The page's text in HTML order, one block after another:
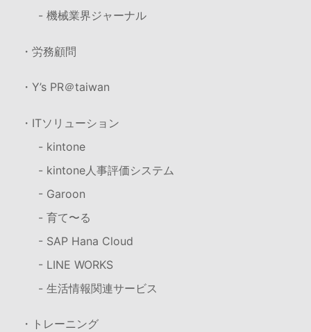
- 機械業界ジャーナル
・労務顧問
・Y’s PR＠taiwan
・ITソリューション
- kintone
- kintone人事評価システム
- Garoon
- 育て〜る
- SAP Hana Cloud
- LINE WORKS
- 生活情報関連サービス
・トレーニング